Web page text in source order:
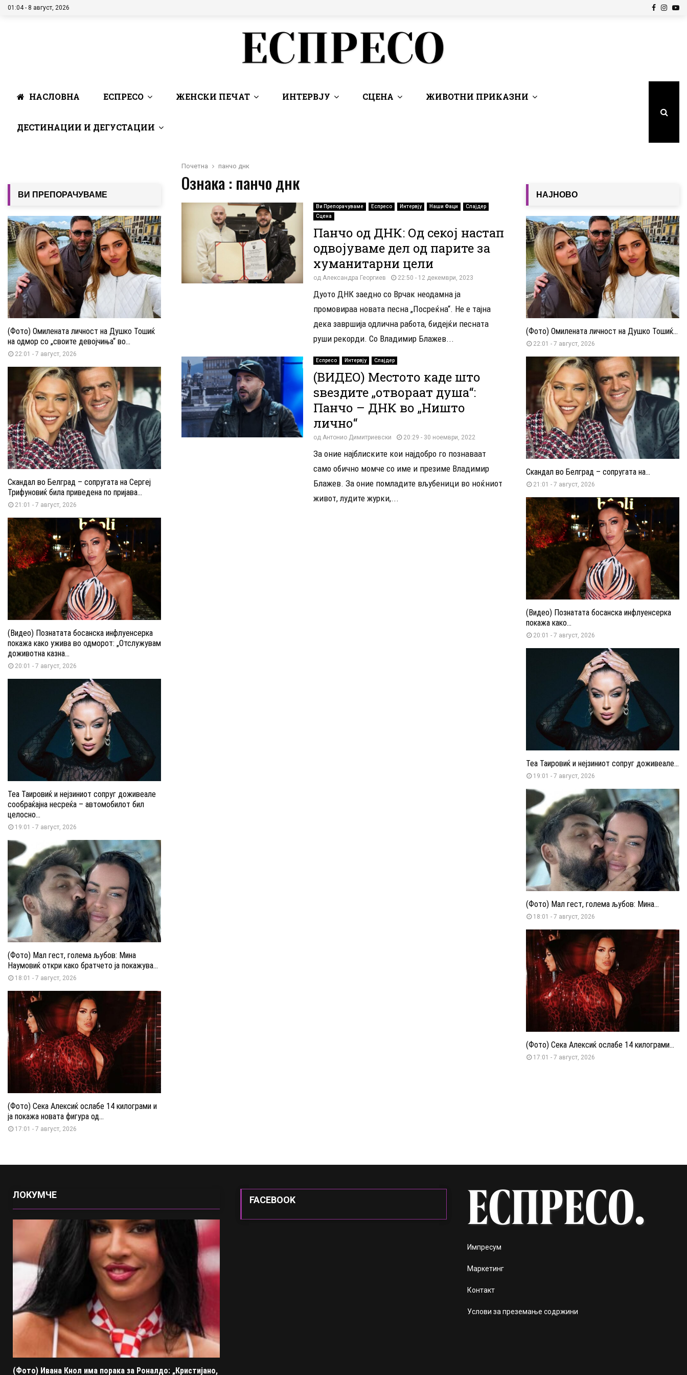
01:04 - 8 август, 2026 Facebook
НАСЛОВНА ЕСПРЕСО ЖЕНСКИ ПЕЧАТ ИНТЕРВЈУ СЦЕНА ЖИВОТНИ ПРИКАЗНИ
ДЕСТИНАЦИИ И ДЕГУСТАЦИИ
Почетна панчо днк
Ознака : панчо днк
Ви Препорачуваме Еспресо Интервју Наши Фаци
Слајдер
Сцена
Панчо од ДНК: Од секој настап
одвојуваме дел од парите за
хуманитарни цели
од Александра Георгиев 22:50 - 12 декември, 2023
Дуото ДНК заедно со Врчак неодамна ја
промовираа новата песна „Посреќна“. Не е тајна
дека завршија одлична работа, бидејќи песната
руши рекорди. Со Владимир Блажев...
Еспресо Интервју Слајдер
(ВИДЕО) Местото каде што
ѕвездите „отвораат душа“:
Панчо – ДНК во „Ништо
лично“
од Антонио Димитриевски 20:29 - 30 ноември, 2022
За оние најблиските кои најдобро го познаваат
само обично момче со име и презиме Владимир
Блажев. За оние помладите вљубеници во ноќниот
живот, лудите журки,...
ВИ ПРЕПОРАЧУВАМЕ
(Фото) Омилената личност на Душко Тошиќ
на одмор со „своите девојчиња“ во...
22:01 - 7 август, 2026
Скандал во Белград – сопругата на Сергеј
Трифуновиќ била приведена по пријава...
21:01 - 7 август, 2026
(Видео) Познатата босанска инфлуенсерка
покажа како ужива во одморот: „Отслужувам
доживотна казна...
20:01 - 7 август, 2026
Теа Таировиќ и нејзиниот сопруг доживеале
сообраќајна несреќа – автомобилот бил
целосно...
19:01 - 7 август, 2026
(Фото) Мал гест, голема љубов: Мина
Наумовиќ откри како братчето ја покажува...
18:01 - 7 август, 2026
(Фото) Сека Алексиќ ослабе 14 килограми и
ја покажа новата фигура од...
17:01 - 7 август, 2026
НАЈНОВО
(Фото) Омилената личност на Душко Тошиќ...
22:01 - 7 август, 2026
Скандал во Белград – сопругата на...
21:01 - 7 август, 2026
(Видео) Познатата босанска инфлуенсерка
покажа како...
20:01 - 7 август, 2026
Теа Таировиќ и нејзиниот сопруг доживеале...
19:01 - 7 август, 2026
(Фото) Мал гест, голема љубов: Мина...
18:01 - 7 август, 2026
(Фото) Сека Алексиќ ослабе 14 килограми...
17:01 - 7 август, 2026
ЛОКУМЧЕ
(Фото) Ивана Кнол има порака за Роналдо: „Кристијано,
FACEBOOK
Импресум
Маркетинг
Контакт
Услови за преземање содржини